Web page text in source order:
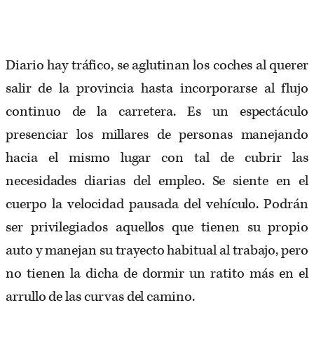
Diario hay tráfico, se aglutinan los coches al querer
salir de la provincia hasta incorporarse al flujo
continuo de la carretera. Es un espectáculo
presenciar los millares de personas manejando
hacia el mismo lugar con tal de cubrir las
necesidades diarias del empleo. Se siente en el
cuerpo la velocidad pausada del vehículo. Podrán
ser privilegiados aquellos que tienen su propio
auto y manejan su trayecto habitual al trabajo, pero
no tienen la dicha de dormir un ratito más en el
arrullo de las curvas del camino.